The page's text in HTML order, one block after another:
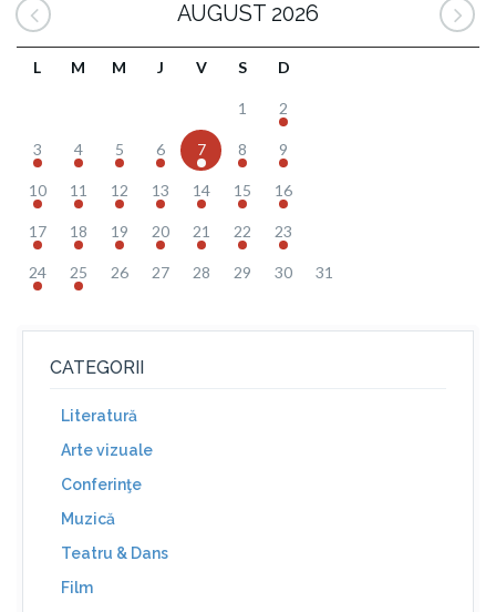
AUGUST 2026
L M M J V S D
1 2
3 4 5 6 7 8 9
10 11 12 13 14 15 16
17 18 19 20 21 22 23
24 25 26 27 28 29 30 31
CATEGORII
Literatură
Arte vizuale
Conferinţe
Muzică
Teatru & Dans
Film